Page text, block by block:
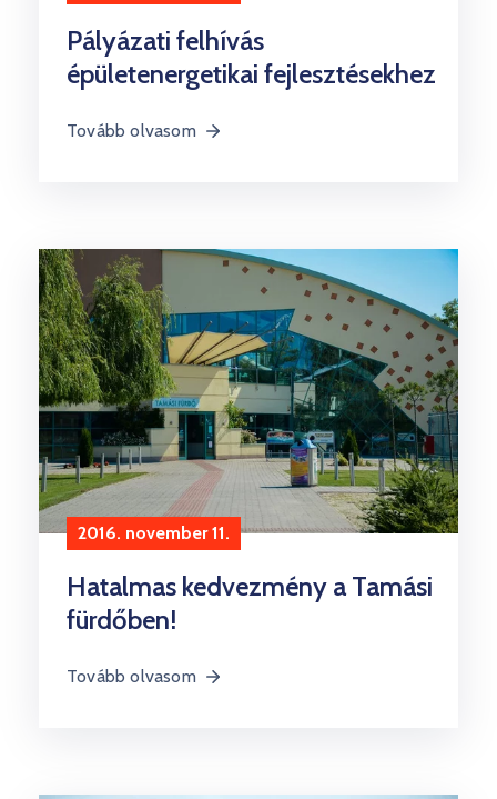
Pályázati felhívás
épületenergetikai fejlesztésekhez
Tovább olvasom
2016. november 11.
Hatalmas kedvezmény a Tamási
fürdőben!
Tovább olvasom